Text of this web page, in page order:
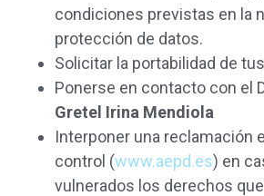
condiciones previstas en la
protección de datos.
Solicitar la portabilidad de
Ponerse en contacto con el
Gretel Irina Mendiola
Interponer una reclamación
control (www.aepd.es) en
vulnerados los derechos